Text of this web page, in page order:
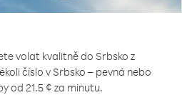
volat kvalitně do Srbsko z
číslo v Srbsko – pevná nebo
od 21.5 ¢ za minutu.